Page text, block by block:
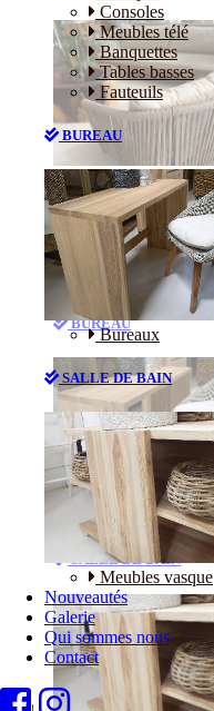
Consoles
Meubles télé
Banquettes
Tables basses
Fauteuils
BUREAU
Bureaux
SALLE DE BAIN
Meubles vasque
Nouveautés
Galerie
Qui sommes nous
Contact
Canapés
Consoles
Meubles télé
Banquettes
Tables basses
Fauteuils
BUREAU
Bureaux
SALLE DE BAIN